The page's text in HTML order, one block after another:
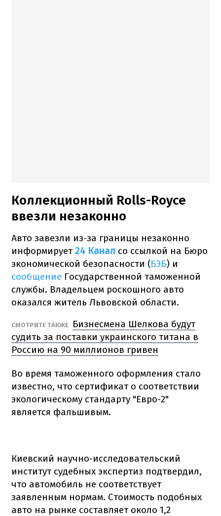
Коллекционный Rolls-Royce
ввезли незаконно
Авто завезли из-за границы незаконно
информирует24 Канал со ссылкой на Бюро
экономической безопасности (БЭБ) и
сообщение Государственной таможенной
службы. Владельцем роскошного авто
оказался житель Львовской области.
СМОТРИТЕ ТАКЖЕ
Бизнесмена Шелкова будут
судить за поставки украинского титана в
Россию на 90 миллионов гривен
Во время таможенного оформления стало
известно, что сертификат о соответствии
экологическому стандарту "Евро-2"
является фальшивым.
Киевский научно-исследовательский
институт судебных экспертиз подтвердил,
что автомобиль не соответствует
заявленным нормам. Стоимость подобных
авто на рынке составляет около 1,2